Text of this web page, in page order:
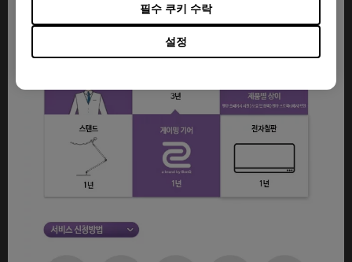
설정
필수 쿠키 수락